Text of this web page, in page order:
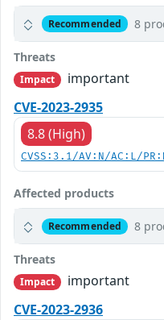
Recommended 8
Threats
Impact
important
CVE-2023-2935
8.8 (High)
CVSS:3.1/AV:N/AC:L/
Affected products
Recommended 8
Threats
Impact
important
CVE-2023-2936